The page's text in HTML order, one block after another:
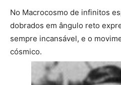
No Macrocosmo de infinitos
dobrados em ângulo reto
sempre incansável, e o
cósmico.